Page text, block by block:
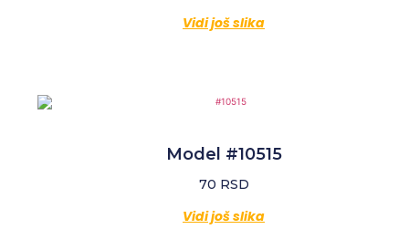
Vidi još slika
Model #10515
70 RSD
Vidi još slika